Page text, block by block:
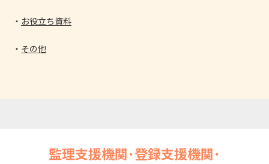
お役立ち資料
その他
監理支援機関･登録支援機関･